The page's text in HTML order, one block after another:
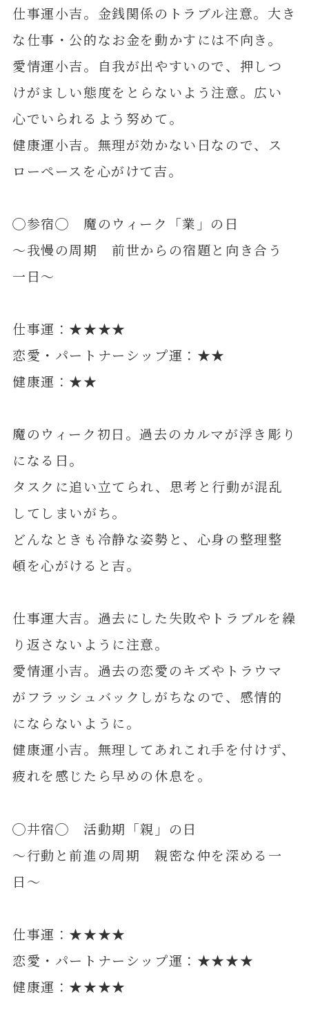
仕事運小吉。金銭関係のトラブル注意。大き
な仕事・公的なお金を動かすには不向き。
愛情運小吉。自我が出やすいので、押しつ
けがましい態度をとらないよう注意。広い
心でいられるよう努めて。
健康運小吉。無理が効かない日なので、ス
ローペースを心がけて吉。
◯参宿◯ 魔のウィーク「業」の日
～我慢の周期 前世からの宿題と向き合う
一日～
仕事運：★★★★
恋愛・パートナーシップ運：★★
健康運：★★
魔のウィーク初日。過去のカルマが浮き彫り
になる日。
タスクに追い立てられ、思考と行動が混乱
してしまいがち。
どんなときも冷静な姿勢と、心身の整理整
頓を心がけると吉。
仕事運大吉。過去にした失敗やトラブルを繰
り返さないように注意。
愛情運小吉。過去の恋愛のキズやトラウマ
がフラッシュバックしがちなので、感情的
にならないように。
健康運小吉。無理してあれこれ手を付けず、
疲れを感じたら早めの休息を。
◯井宿◯ 活動期「親」の日
～行動と前進の周期 親密な仲を深める一
日～
仕事運：★★★★
恋愛・パートナーシップ運：★★★★
健康運：★★★★